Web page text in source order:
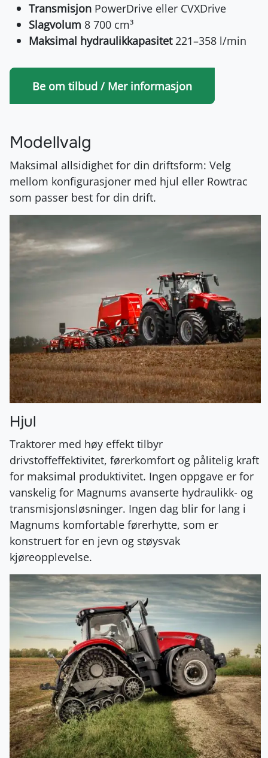
Transmisjon PowerDrive eller CVXDrive
Slagvolum 8 700 cm³
Maksimal hydraulikkapasitet221–358 l/min
Be om tilbud / Mer informasjon
Modellvalg
Maksimal allsidighet for din driftsform: Velg
mellom konfigurasjoner med hjul eller Rowtrac
som passer best for din drift.
Hjul
Traktorer med høy effekt tilbyr
drivstoffeffektivitet, førerkomfort og pålitelig kraft
for maksimal produktivitet. Ingen oppgave er for
vanskelig for Magnums avanserte hydraulikk- og
transmisjonsløsninger. Ingen dag blir for lang i
Magnums komfortable førerhytte, som er
konstruert for en jevn og støysvak
kjøreopplevelse.